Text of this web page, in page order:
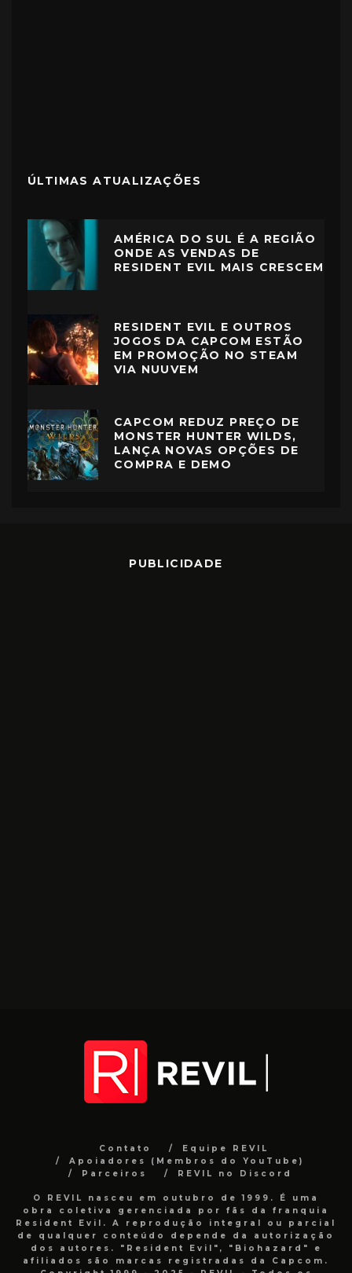
ÚLTIMAS ATUALIZAÇÕES
AMÉRICA DO SUL É A REGIÃO
ONDE AS VENDAS DE
RESIDENT EVIL MAIS CRESCEM
RESIDENT EVIL E OUTROS
JOGOS DA CAPCOM ESTÃO
EM PROMOÇÃO NO STEAM
VIA NUUVEM
CAPCOM REDUZ PREÇO DE
MONSTER HUNTER WILDS,
LANÇA NOVAS OPÇÕES DE
COMPRA E DEMO
PUBLICIDADE
Contato
Equipe REVIL
Apoiadores (Membros do YouTube)
Parceiros
REVIL no Discord
O REVIL nasceu em outubro de 1999. É uma
obra coletiva gerenciada por fãs da franquia
Resident Evil. A reprodução integral ou parcial
de qualquer conteúdo depende da autorização
dos autores. "Resident Evil", "Biohazard" e
afiliados são marcas registradas da Capcom.